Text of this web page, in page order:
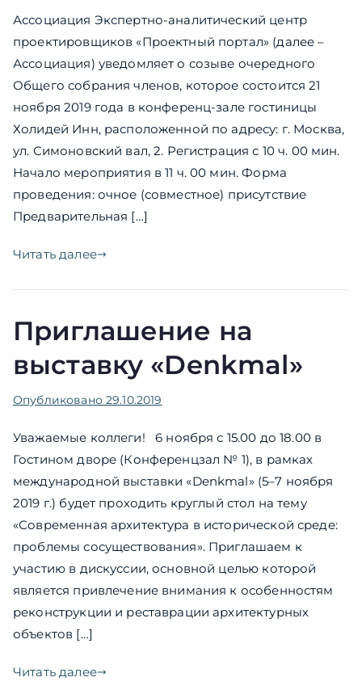
Ассоциация Экспертно-аналитический центр
проектировщиков «Проектный портал» (далее –
Ассоциация) уведомляет о созыве очередного
Общего собрания членов, которое состоится 21
ноября 2019 года в конференц-зале гостиницы
Холидей Инн, расположенной по адресу: г. Москва,
ул. Симоновский вал, 2. Регистрация с 10 ч. 00 мин.
Начало мероприятия в 11 ч. 00 мин. Форма
проведения: очное (совместное) присутствие
Предварительная […]
Читать далее
Приглашение на
выставку «Denkmal»
Опубликовано 29.10.2019
Уважаемые коллеги! 6 ноября с 15.00 до 18.00 в
Гостином дворе (Конференцзал № 1), в рамках
международной выставки «Denkmal» (5–7 ноября
2019 г.) будет проходить круглый стол на тему
«Современная архитектура в исторической среде:
проблемы сосуществования». Приглашаем к
участию в дискуссии, основной целью которой
является привлечение внимания к особенностям
реконструкции и реставрации архитектурных
объектов […]
Читать далее